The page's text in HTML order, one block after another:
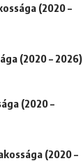
(2020 –
(2020 – 2026)
(2020 –
(2020 –